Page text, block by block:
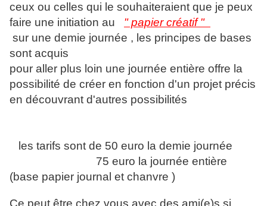
ceux ou celles qui le souhaiteraient que je peux
faire une initiation au " papier créatif "
sur une demie journée , les principes de bases
sont acquis
pour aller plus loin une journée entière offre la
possibilité de créer en fonction d'un projet précis
en découvrant d'autres possibilités
les tarifs sont de 50 euro la demie journée
75 euro la journée entière
(base papier journal et chanvre )
Ce peut être chez vous avec des ami(e)s si